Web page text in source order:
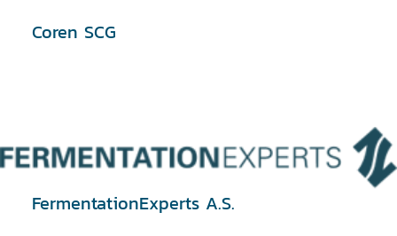
Coren SCG
FermentationExperts A.S.